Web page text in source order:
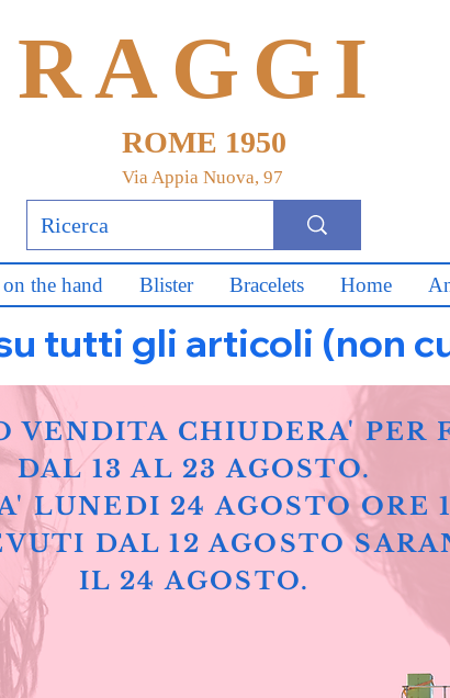
RAGGI
ROME 1950
Via Appia Nuova, 97
the hand Blister Bracelets Home
tutti gli articoli (non
VENDITA CHIUDERA' PER
DAL 13 AL 23 AGOSTO.
LUNEDI 24 AGOSTO ORE
DAL 12 AGOSTO
IL 24 AGOSTO.